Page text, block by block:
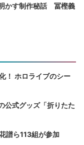
かす制作秘話 冨樫義
！ ホロライブのシー
公式グッズ「折りたた
譜ら113組が参加